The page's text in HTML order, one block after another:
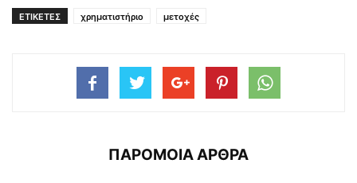
ΕΤΙΚΕΤΕΣ χρηματιστήριο μετοχές
ΠΑΡΟΜΟΙΑ ΑΡΘΡΑ